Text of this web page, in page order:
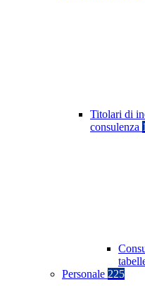
Titolari di
consulenza
Personale 225